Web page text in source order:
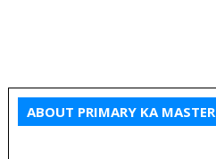
ABOUT PRIMARY KA MASTER